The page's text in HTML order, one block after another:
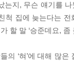
는지, 무슨 얘기를
척 집에 늦는다는
할 말 ‘승준데요,
의 ‘혀’에 대해 많